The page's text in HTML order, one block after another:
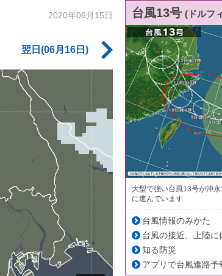
2020年06月15日
翌日(06月16日)
台風13号 (ドルフ
大型で強い台風13号が沖
に進んでいます
台風情報のみかた
台風の接近、上陸に
知る防災
アプリで台風進路予